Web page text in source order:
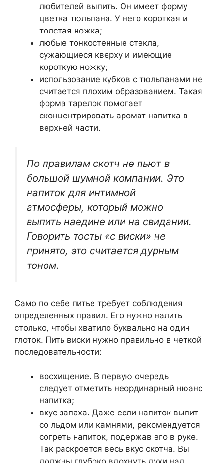
любителей выпить. Он имеет форму
цветка тюльпана. У него короткая и
толстая ножка;
любые тонкостенные стекла,
сужающиеся кверху и имеющие
короткую ножку;
использование кубков с тюльпанами не
считается плохим образованием. Такая
форма тарелок помогает
сконцентрировать аромат напитка в
верхней части.
По правилам скотч не пьют в
большой шумной компании. Это
напиток для интимной
атмосферы, который можно
выпить наедине или на свидании.
Говорить тосты «с виски» не
принято, это считается дурным
тоном.
Само по себе питье требует соблюдения
определенных правил. Его нужно налить
столько, чтобы хватило буквально на один
глоток. Пить виски нужно правильно в четкой
последовательности:
восхищение. В первую очередь
следует отметить неординарный нюанс
напитка;
вкус запаха. Даже если напиток выпит
со льдом или камнями, рекомендуется
согреть напиток, подержав его в руке.
Так раскроется весь вкус скотча. Вы